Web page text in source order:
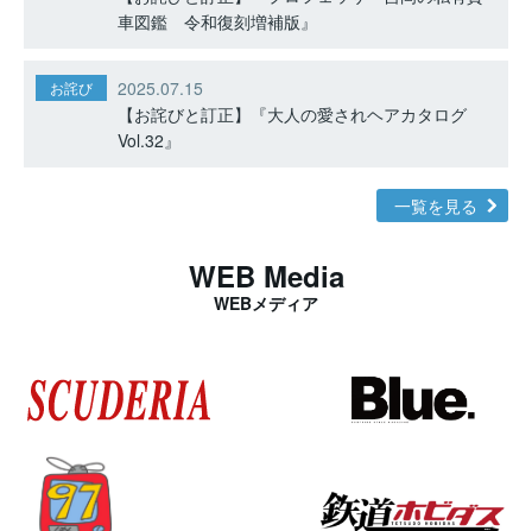
車図鑑 令和復刻増補版』
お詫び
2025.07.15
【お詫びと訂正】『大人の愛されヘアカタログ
Vol.32』
一覧を見る
WEB Media
WEBメディア